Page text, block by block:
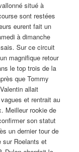
situé à
sont restées
eurent fait un
à dimanche
Sur ce circuit
magnifique retour
le top trois de la
que Tommy
allait
et rentrait au
Meilleur rookie de
son statut
un dernier tour de
sur Roelants et